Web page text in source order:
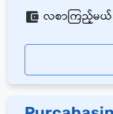
လစာကြည့်မယ်